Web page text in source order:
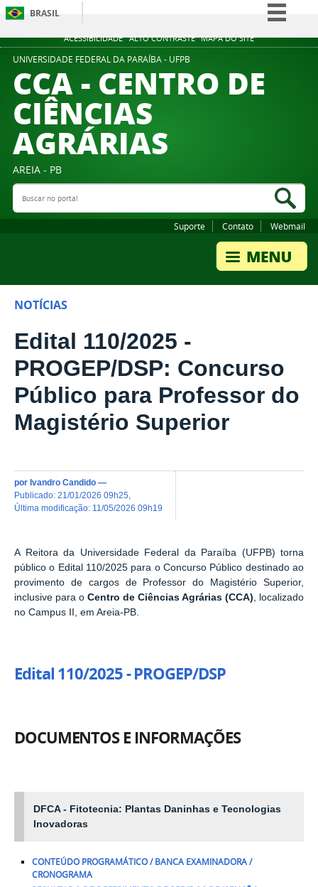
ACESSIBILIDADE ALTO CONTRASTE MAPA DO SITE
BRASIL
Simplifique!
Participe
UNIVERSIDADE FEDERAL DA PARAÍBA - UFPB
CCA - CENTRO DE
CIÊNCIAS
AGRÁRIAS
AREIA - PB
Buscar no portal
Suporte Contato Webmail
NOTÍCIAS
Edital 110/2025 -
PROGEP/DSP: Concurso
Público para Professor do
Magistério Superior
por Ivandro Candido —
publicado: 21/01/2026 09h25
última modificação: 11/05/2026 09h19
A Reitora da Universidade Federal da Paraíba (UFPB) torna
público o Edital 110/2025 para o Concurso Público destinado ao
provimento de cargos de Professor do Magistério Superior,
inclusive para o Centro de Ciências Agrárias (CCA) , localizado
no Campus II, em Areia-PB.
Edital 110/2025 - PROGEP/DSP
DOCUMENTOS E INFORMAÇÕES
DFCA - Fitotecnia: Plantas Daninhas e Tecnologias
Inovadoras
CONTEÚDO PROGRAMÁTICO /BANCA EXAMINADORA /
CRONOGRAMA